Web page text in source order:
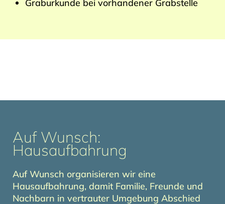
Graburkunde bei vorhandener Grabstelle
Auf Wunsch:
Hausaufbahrung
Auf Wunsch organisieren wir eine
Hausaufbahrung, damit Familie, Freunde und
Nachbarn in vertrauter Umgebung Abschied